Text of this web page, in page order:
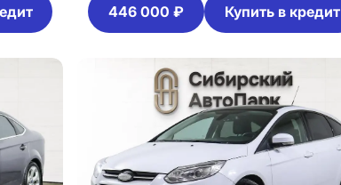
446 000 ₽ Купить в кредит